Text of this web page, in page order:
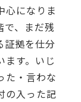
心になりま
で、まだ残
証拠を仕分
ます。いじ
た・言わな
の入った記